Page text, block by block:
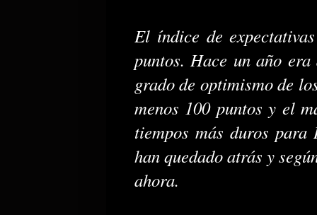
El índice de
puntos. Hace un año
grado de optimismo de
menos 100 puntos y el
tiempos más duros
han quedado atrás y
ahora.